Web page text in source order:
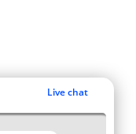
Live chat